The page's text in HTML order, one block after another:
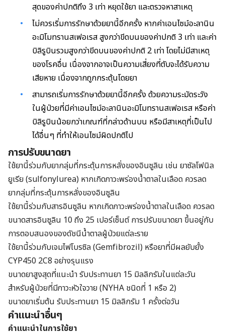
สุดของค่าปกติถึง 3 เท่า หยุดใช้ยา และตรวจหาสาเหตุ
ไม่ควรเริ่มการรักษาด้วยยานี้อีกครั้ง หากค่าเอนไซม์อะลานิน
อะมิโมทรานสเฟอเรส สูงกว่าขีดบนของค่าปกติ 3 เท่า และค่า
บิลิรูบินรวมสูงกว่าขีดบนของค่าปกติ 2 เท่า โดยไม่มีสาเหตุ
ของโรคอื่น เนื่องจากอาจเป็นความเสี่ยงที่ตับจะได้รับความ
เสียหาย เนื่องจากถูกกระตุ้นโดยยา
สามารถเริ่มการรักษาด้วยยานี้อีกครั้ง ด้วยความระมัดระวัง
ในผู้ป่วยที่มีค่าเอนไซม์อะลานินอะมิโมทรานสเฟอเรส หรือค่า
บิลิรูบินน้อยกว่าเกณฑ์ที่กล่าวด้านบน หรือมีสาเหตุที่เป็นไป
ได้อื่นๆ ที่ทำให้เอนไซม์ผิดปกติไป
การปรับขนาดยา
ใช้ยานี้ร่วมกับยากลุ่มที่กระตุ้นการหลั่งของอินซูลิน เช่น ยาซัลโฟนิล
ยูเรีย (sulfonylurea) หากเกิดภาวะพร่องน้ำตาลในเลือด ควรลด
ยากลุ่มที่กระตุ้นการหลั่งของอินซูลิน
ใช้ยานี้ร่วมกับสารอินซูลิน หากเกิดภาวะพร่องน้ำตาลในเลือด ควรลด
ขนาดสารอินซูลิน 10 ถึง 25 เปอร์เซ็นต์ การปรับขนาดยา ขึ้นอยู่กับ
การตอบสนองของดัชนีน้ำตาลผู้ป่วยแต่ละราย
ใช้ยานี้ร่วมกับเจมไฟโบรซิล (Gemfibrozil) หรือยาที่มีผลยับยั้ง
CYP450 2C8 อย่างรุนแรง
ขนาดยาสูงสุดที่แนะนำ รับประทานยา 15 มิลลิกรัมในแต่ละวัน
สำหรับผู้ป่วยที่มีภาวะหัวใจวาย (NYHA ชนิดที่ 1 หรือ 2)
ขนาดยาเริ่มต้น รับประทานยา 15 มิลลิกรัม 1 ครั้งต่อวัน
คำแนะนำอื่นๆ
คำแนะนำในการใช้ยา